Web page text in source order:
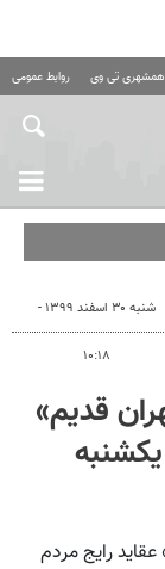
همشهری تی وی روابط عمومی
شنبه ۳۰ اسفند ۱۳۹۹ -
۱۰:۱۸
قدیم»
رایج مردم